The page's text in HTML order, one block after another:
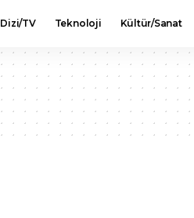
Dizi/TV Teknoloji Kültür/Sanat